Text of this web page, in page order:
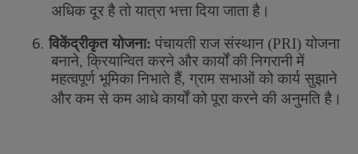
अधिक दूर है तो यात्रा भत्ता दिया जाता है।
6. विकेंद्रीकृत योजना: पंचायती राज संस्थान (PRI) योजना
बनाने, क्रियान्वित करने और कार्यों की निगरानी में
महत्वपूर्ण भूमिका निभाते हैं, ग्राम सभाओं को कार्य सुझाने
और कम से कम आधे कार्यों को पूरा करने की अनुमति है।